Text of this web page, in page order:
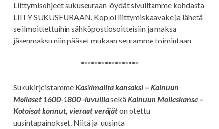
Liittymisohjeet sukuseuraan löydät sivuiltamme kohdasta
LIITY SUKUSEURAAN. Kopioi liittymiskaavake ja lähetä
se ilmoittettuihin sähköpostiosoitteisiin ja maksa
jäsenmaksu niin pääset mukaan seuramme toimintaan.
*****************
SukukirjoistammeKaskimailta kansaksi – Kainuun
Moilaset 1600-1800 -luvuillasekäKainuun Moilaskansa –
Kotoisat konnut, vieraat veräjäton otettu
uusintapainokset. Niitä ja uusinta